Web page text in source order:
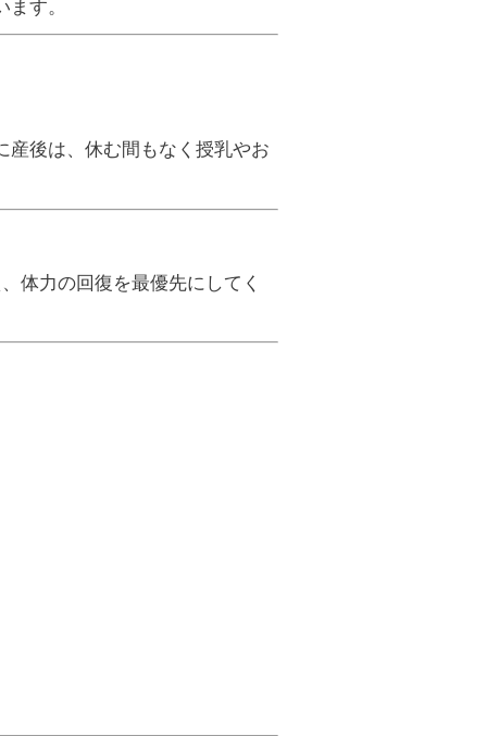
す。
産後は、休む間もなく授乳やお
体力の回復を最優先にしてく